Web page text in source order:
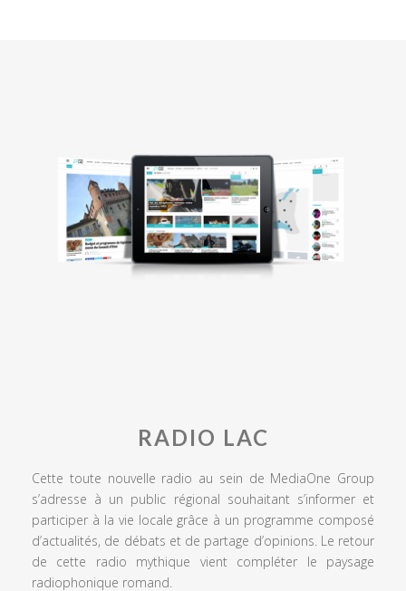
RADIO LAC
Cette toute nouvelle radio au sein de MediaOne Group
s’adresse à un public régional souhaitant s’informer et
participer à la vie locale grâce à un programme composé
d’actualités, de débats et de partage d’opinions. Le retour
de cette radio mythique vient compléter le paysage
radiophonique romand.